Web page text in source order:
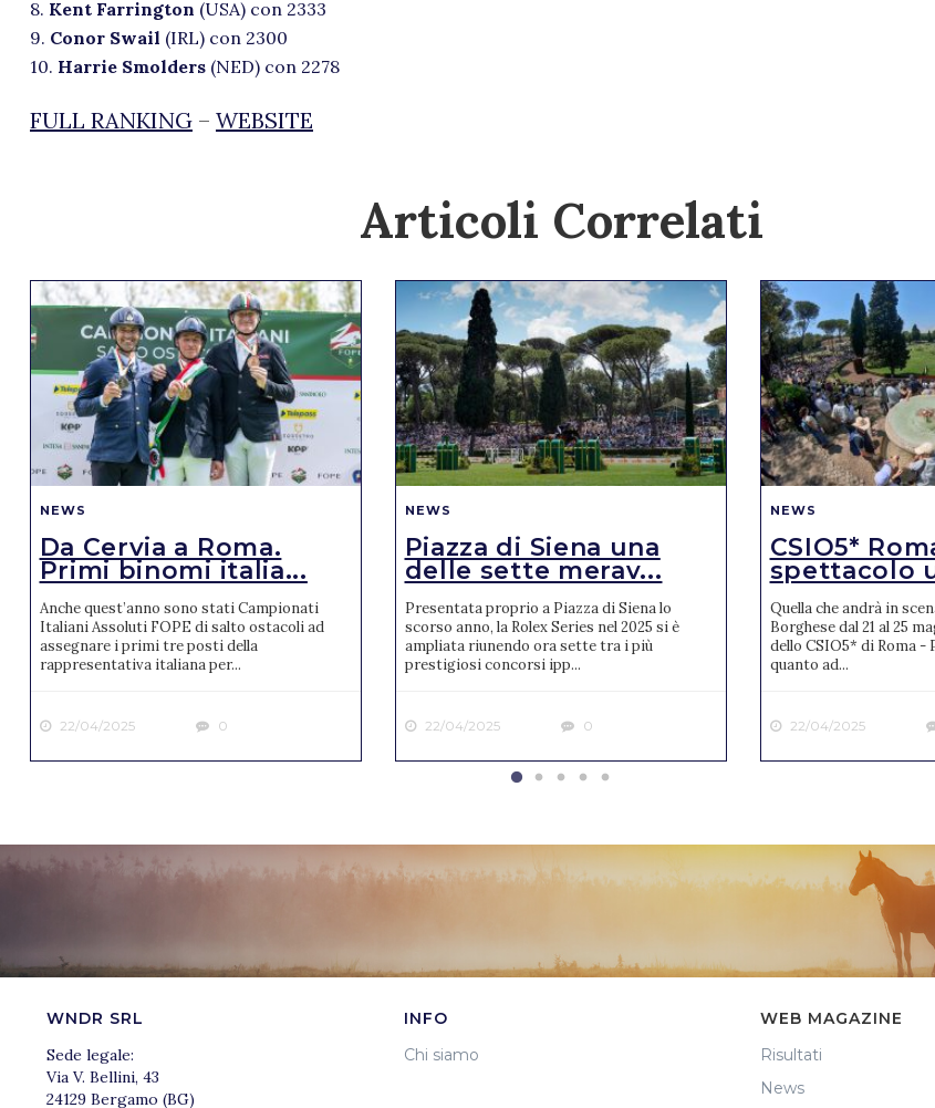
8. Kent Farrington (USA) con 2333
9. Conor Swail (IRL) con 2300
10. Harrie Smolders (NED) con 2278
FULL RANKING – WEBSITE
Articoli Correlati
NEWS
Da Cervia a Roma.
Primi binomi italia...
Anche quest’anno sono stati Campionati
Italiani Assoluti FOPE di salto ostacoli ad
assegnare i primi tre posti della
rappresentativa italiana per...
22/04/2025 0
NEWS
Piazza di Siena una
delle sette merav...
Presentata proprio a Piazza di Siena lo
scorso anno, la Rolex Series nel 2025 si è
ampliata riunendo ora sette tra i più
prestigiosi concorsi ipp...
22/04/2025 0
NEWS
CSIO5*
spettacolo
Quella che andrà in
Borghese dal 21 al 25
dello CSIO5* di Roma -
quanto ad...
22/04/2025
WNDR SRL
Sede legale:
Via V. Bellini, 43
24129 Bergamo (BG)
INFO
Chi siamo
WEB MAGAZINE
Risultati
News